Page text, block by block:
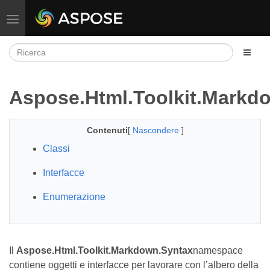
Attiva/disattiva la navigazione
Contenuti[ Nascondere ]
Classi
Interfacce
Enumerazione
Aspose.Html.Toolkit.Markdown.Syntaxnamespace
contiene oggetti e interfacce per lavorare con l’albero della